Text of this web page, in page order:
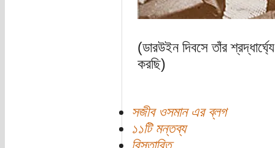
(ডারউইন দিবসে তাঁর
করছি)
সজীব ওসমান এর ব্লগ
১১টি মন্তব্য